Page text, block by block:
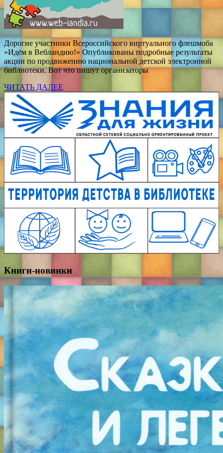
Дорогие участники Всероссийского виртуального флешмоба
«Идём в Вебландию!» Опубликованы подробные результаты
акции по продвижению национальной детской электронной
библиотеки. Вот что пишут организаторы
ЧИТАТЬ ДАЛЕЕ
Книги-новинки